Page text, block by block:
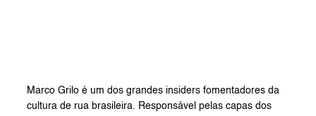
Marco Grilo é um dos grandes insiders fomentadores da
cultura de rua brasileira. Responsável pelas capas dos